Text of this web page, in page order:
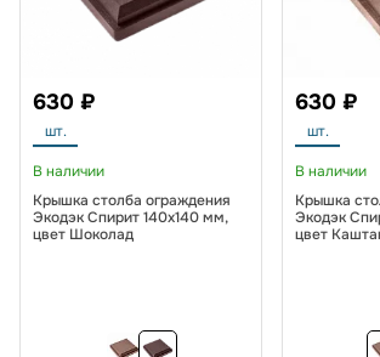
630 ₽
шт.
В наличии
Крышка столба ограждения
Экодэк Спирит 140х140 мм,
цвет Шоколад
630 ₽
шт.
В наличии
Крышка
Экодэк
цвет